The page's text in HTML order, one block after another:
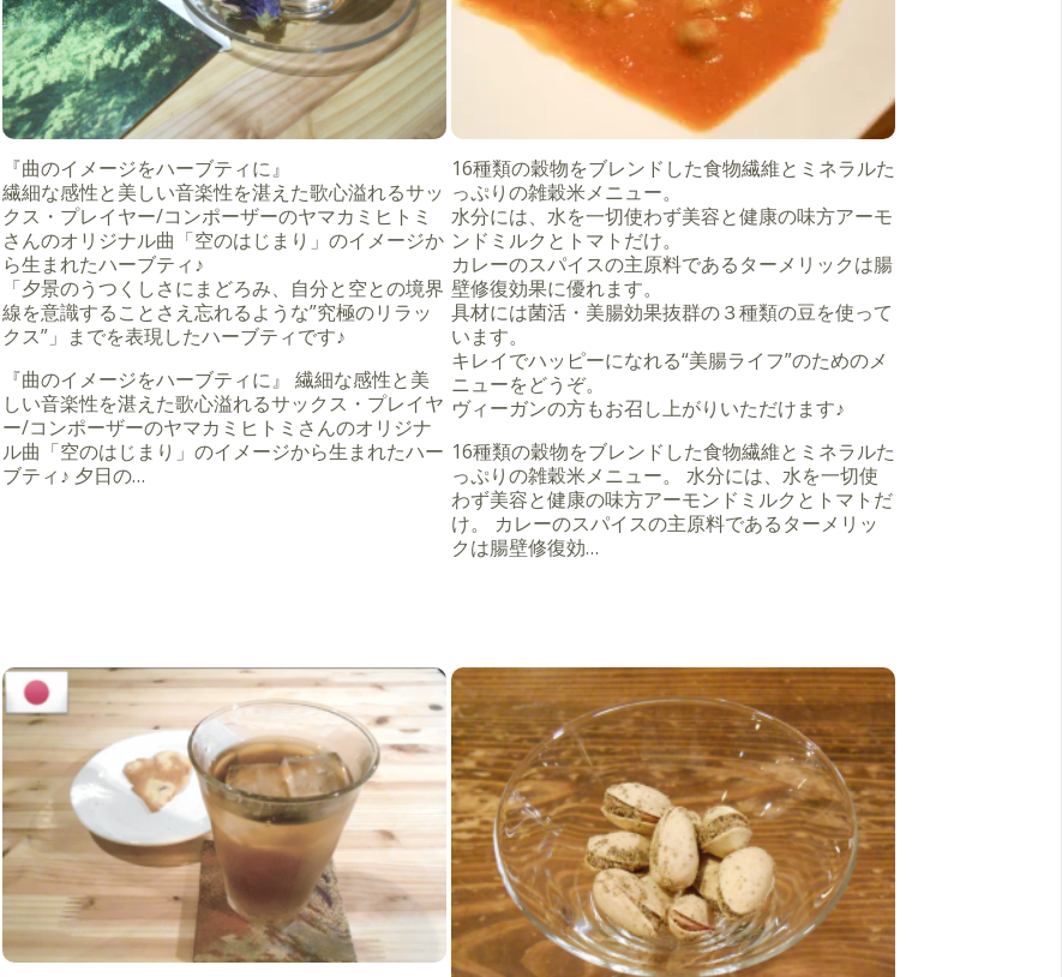
『曲のイメージをハーブティに』
繊細な感性と美しい音楽性を湛えた歌心溢れるサッ
クス・プレイヤー/コンポーザーのヤマカミヒトミ
さんのオリジナル曲「空のはじまり」のイメージか
ら生まれたハーブティ♪
「夕景のうつくしさにまどろみ、自分と空との境界
線を意識することさえ忘れるような”究極のリラッ
クス”」までを表現したハーブティです♪
『曲のイメージをハーブティに』 繊細な感性と美
しい音楽性を湛えた歌心溢れるサックス・プレイヤ
ー/コンポーザーのヤマカミヒトミさんのオリジナ
ル曲「空のはじまり」のイメージから生まれたハー
ブティ♪ 夕日の…
16種類の穀物をブレンドした食物繊維とミネラルた
っぷりの雑穀米メニュー。
水分には、水を一切使わず美容と健康の味方アーモ
ンドミルクとトマトだけ。
カレーのスパイスの主原料であるターメリックは腸
壁修復効果に優れます。
具材には菌活・美腸効果抜群の３種類の豆を使って
います。
キレイでハッピーになれる“美腸ライフ”のためのメ
ニューをどうぞ。
ヴィーガンの方もお召し上がりいただけます♪
16種類の穀物をブレンドした食物繊維とミネラルた
っぷりの雑穀米メニュー。 水分には、水を一切使
わず美容と健康の味方アーモンドミルクとトマトだ
け。 カレーのスパイスの主原料であるターメリッ
クは腸壁修復効…